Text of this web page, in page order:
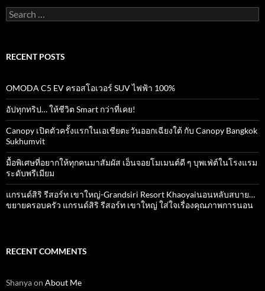
Search
for:
RECENT POSTS
OMODA C5 EV ครอสโอเวอร์ SUV ไฟฟ้า 100%
อัปทุกทริป… ให้ชีวิต Smart กว่าที่เคย!
Canopy เปิดตัวครั้งแรกในเอเชียตะวันออกเฉียงใต้ กับ Canopy Bangkok
Sukhumvit
มื้อพิเศษที่อยากให้ทุกคนมาสัมผัส เอ็นจอยโมเมนต์ดี ๆ บุพเฟ่ต์ในโรงแรม
ระดับพรีเมียม
แกรนด์สิริ​ รีสอร์ท​ เขาใหญ่​-Grandsiri​ Resort​ Khaoyaiนอนหลับสบาย…
ขยายครอบครัว แกรนด์สิริ รีสอร์ท เขาใหญ่ ใส่ใจเรื่องคุณภาพการนอน
RECENT COMMENTS
Shanyaon About Me